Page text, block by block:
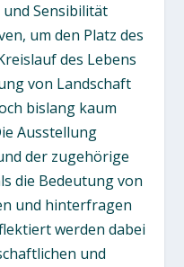
Sensibilität
um den Platz des
des Lebens
von Landschaft
bislang kaum
Ausstellung
der zugehörige
die Bedeutung von
und hinterfragen
werden dabei
und